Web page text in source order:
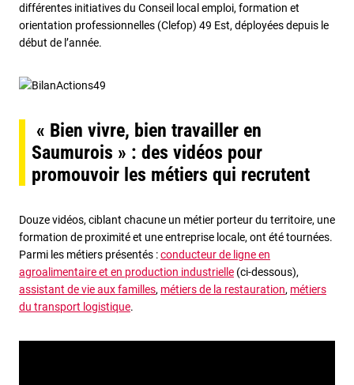
différentes initiatives du Conseil local emploi, formation et
orientation professionnelles (Clefop) 49 Est, déployées depuis le
début de l’année.
« Bien vivre, bien travailler en
Saumurois » : des vidéos pour
promouvoir les métiers qui recrutent
Douze vidéos, ciblant chacune un métier porteur du territoire, une
formation de proximité et une entreprise locale, ont été tournées.
Parmi les métiers présentés :conducteur de ligne en
agroalimentaire et en production industrielle (ci-dessous),
assistant de vie aux familles, métiers de la restauration, métiers
du transport logistique.